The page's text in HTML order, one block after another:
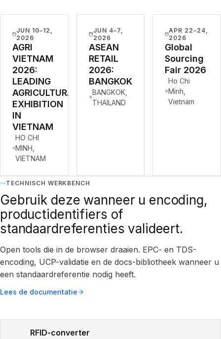
JUN 10–12,
2026
AGRI
VIETNAM
2026:
LEADING
AGRICULTURAL
EXHIBITION
IN
VIETNAM
HO CHI
MINH,
VIETNAM
JUN 4–7,
2026
ASEAN
RETAIL
2026:
BANGKOK
BANGKOK,
THAILAND
APR 22–24,
2026
Global
Sourcing
Fair 2026
Ho Chi
Minh,
Vietnam
TECHNISCH WERKBENCH
Gebruik deze wanneer u encoding,
productidentifiers of
standaardreferenties valideert.
Open tools die in de browser draaien. EPC- en TDS-
encoding, UCP-validatie en de docs-bibliotheek wanneer u
een standaardreferentie nodig heeft.
Lees de documentatie
RFID-converter